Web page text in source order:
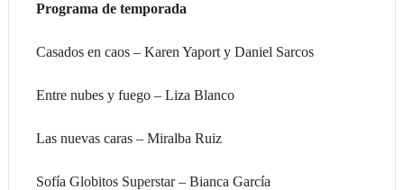
Programa de temporada
Casados en caos – Karen Yaport y Daniel Sarcos
Entre nubes y fuego – Liza Blanco
Las nuevas caras – Miralba Ruiz
Sofía Globitos Superstar – Bianca García